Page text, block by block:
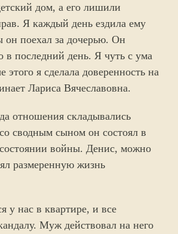
дом, а его лишили
Я каждый день ездила ему
поехал за дочерью. Он
в последний день. Я чуть с ума
этого я сделала доверенность на
Лариса Вячеславовна.
отношения складывались
сводным сыном он состоял в
войны. Денис, можно
размеренную жизнь
у нас в квартире, и все
Муж действовал на него